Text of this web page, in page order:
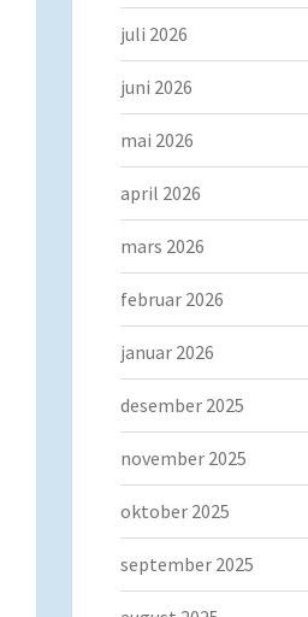
juli 2026
juni 2026
mai 2026
april 2026
mars 2026
februar 2026
januar 2026
desember 2025
november 2025
oktober 2025
september 2025